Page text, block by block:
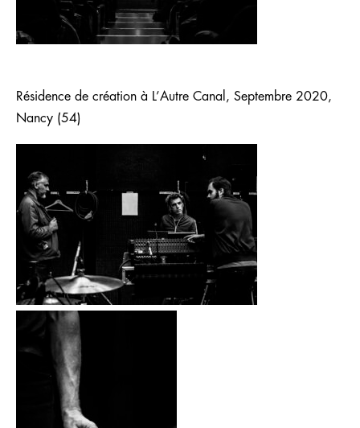
Résidence de création à L’Autre Canal, Septembre 2020,
Nancy (54)